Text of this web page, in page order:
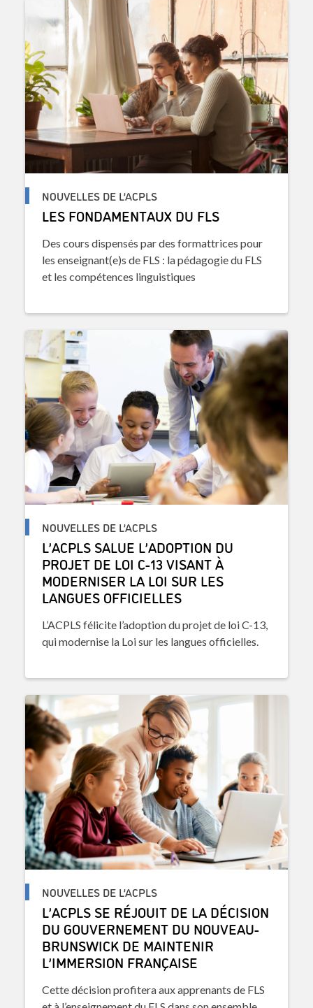
NOUVELLES DE L’ACPLS
LES FONDAMENTAUX DU FLS
Des cours dispensés par des formattrices pour
les enseignant(e)s de FLS : la pédagogie du FLS
et les compétences linguistiques
NOUVELLES DE L’ACPLS
L’ACPLS SALUE L’ADOPTION DU
PROJET DE LOI C-13 VISANT À
MODERNISER LA LOI SUR LES
LANGUES OFFICIELLES
L’ACPLS félicite l’adoption du projet de loi C-13,
qui modernise la Loi sur les langues officielles.
NOUVELLES DE L’ACPLS
L’ACPLS SE RÉJOUIT DE LA DÉCISION
DU GOUVERNEMENT DU NOUVEAU-
BRUNSWICK DE MAINTENIR
L’IMMERSION FRANÇAISE
Cette décision profitera aux apprenants de FLS